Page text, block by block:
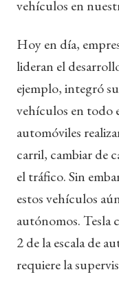
vehículos en
Hoy en día,
lideran el
ejemplo, integró
vehículos en todo
automóviles
carril, cambiar de
el tráfico. Sin
estos vehículos
autónomos. Tesla
2 de la escala de
requiere la